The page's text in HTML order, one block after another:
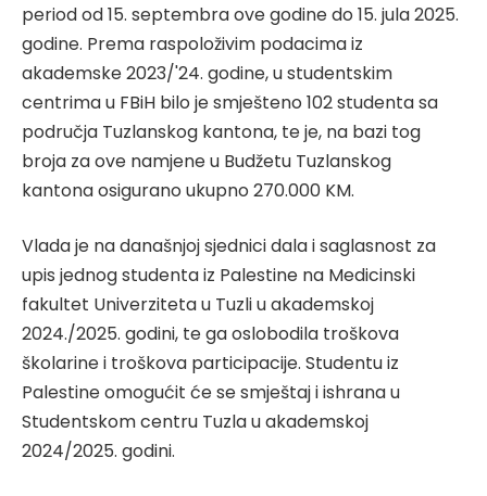
period od 15. septembra ove godine do 15. jula 2025.
godine. Prema raspoloživim podacima iz
akademske 2023/'24. godine, u studentskim
centrima u FBiH bilo je smješteno 102 studenta sa
područja Tuzlanskog kantona, te je, na bazi tog
broja za ove namjene u Budžetu Tuzlanskog
kantona osigurano ukupno 270.000 KM.
Vlada je na današnjoj sjednici dala i saglasnost za
upis jednog studenta iz Palestine na Medicinski
fakultet Univerziteta u Tuzli u akademskoj
2024./2025. godini, te ga oslobodila troškova
školarine i troškova participacije. Studentu iz
Palestine omogućit će se smještaj i ishrana u
Studentskom centru Tuzla u akademskoj
2024/2025. godini.